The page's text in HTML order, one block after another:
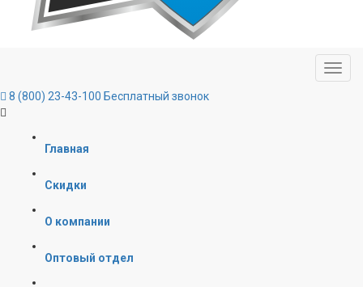
8 (800) 23-43-100 Бесплатный звонок
Главная
Скидки
О компании
Оптовый отдел